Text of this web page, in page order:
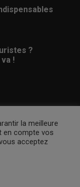
?
!
Politique
la meilleure
en compte vos
acceptez